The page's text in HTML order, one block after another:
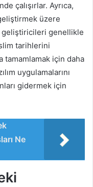
çalışırlar. Ayrıca,
üzere
geliştiricileri genellikle
tarihlerini
tamamlamak için daha
uygulamalarını
gidermek için
Ne